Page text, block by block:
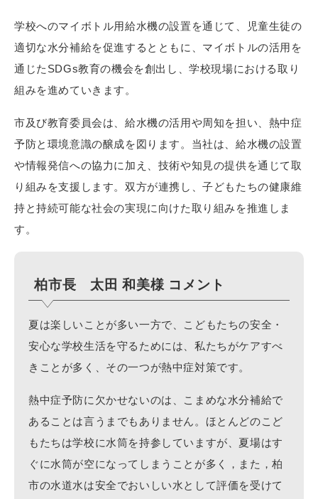
学校へのマイボトル用給水機の設置を通じて、児童生徒の
適切な水分補給を促進するとともに、マイボトルの活用を
通じたSDGs教育の機会を創出し、学校現場における取り
組みを進めていきます。
市及び教育委員会は、給水機の活用や周知を担い、熱中症
予防と環境意識の醸成を図ります。当社は、給水機の設置
や情報発信への協力に加え、技術や知見の提供を通じて取
り組みを支援します。双方が連携し、子どもたちの健康維
持と持続可能な社会の実現に向けた取り組みを推進しま
す。
柏市長 太田 和美様 コメント
夏は楽しいことが多い一方で、こどもたちの安全・
安心な学校生活を守るためには、私たちがケアすべ
きことが多く、その一つが熱中症対策です。
熱中症予防に欠かせないのは、こまめな水分補給で
あることは言うまでもありません。ほとんどのこど
もたちは学校に水筒を持参していますが、夏場はす
ぐに水筒が空になってしまうことが多く，また，柏
市の水道水は安全でおいしい水として評価を受けて